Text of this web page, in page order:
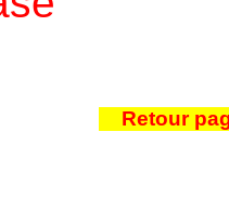
Retour